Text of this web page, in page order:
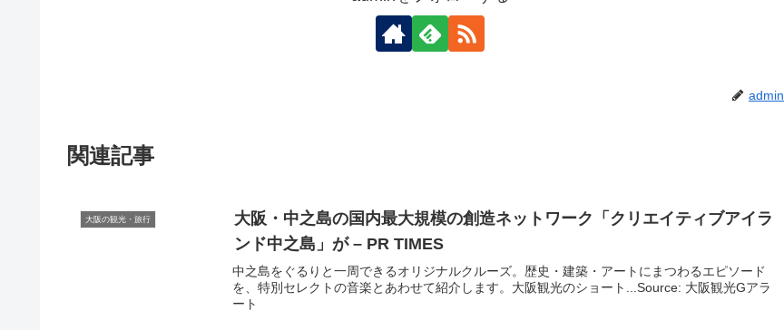
admin
関連記事
大阪の観光・旅行 大阪 ・中之島の国内最大規模の創造ネットワーク「クリエイティブアイラ
ンド中之島」が – PR TIMES
中之島をぐるりと一周できるオリジナルクルーズ。歴史・建築・アートにまつわるエピソード
を、特別セレクトの音楽とあわせて紹介します。大阪観光のショート...Source: 大阪観光Gアラ
ート